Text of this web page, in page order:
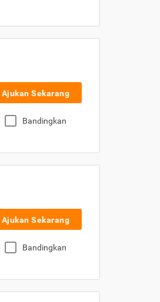
Ajukan Sekarang
Bandingkan
Ajukan Sekarang
Bandingkan